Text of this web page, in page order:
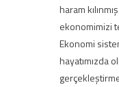
haram
ekonomimizi
Ekonomi
hayatımızda